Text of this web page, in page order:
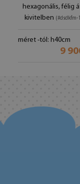
hexagonális, félig
kivitelben (#dsdkfm-
méret -tól: h40cm
9